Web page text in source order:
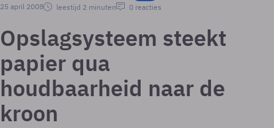
25 april 2008
leestijd 2 minuten 0 reacties
Opslagsysteem steekt
papier qua
houdbaarheid naar de
kroon